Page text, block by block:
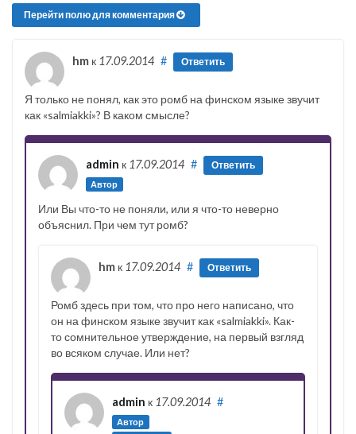
Перейти полю для комментария
hm к 17.09.2014 # Ответить
Я только не понял, как это ромб на финском языке звучит
как «salmiakki»? В каком смысле?
admin к 17.09.2014
Автор
# Ответить
Или Вы что-то не поняли, или я что-то неверно
объяснил. При чем тут ромб?
hm к 17.09.2014 # Ответить
Ромб здесь при том, что про него написано, что
он на финском языке звучит как «salmiakki». Как-
то сомнительное утверждение, на первый взгляд
во всяком случае. Или нет?
admin к 17.09.2014
Автор
#